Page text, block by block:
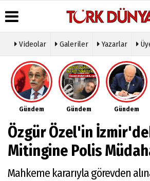
Üye Paneli
Haber
Arşivi
Gazete
Arşivi
Günün
Haberleri
Hava
Durumu
Gazete
Manşetleri
Anketler
Biyografiler
Köşe
Video
Galeri
Foto
Videolar Galeriler Yazarlar
Gündem Gündem Gündem
Özgür Özel'in
Mitingine Polis
Mahkeme kararıyla görevden